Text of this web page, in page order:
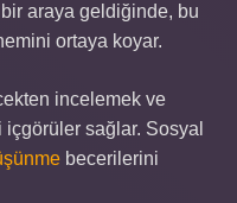
araya geldiğinde, bu
ortaya koyar.
incelemek ve
sağlar. Sosyal
becerilerini